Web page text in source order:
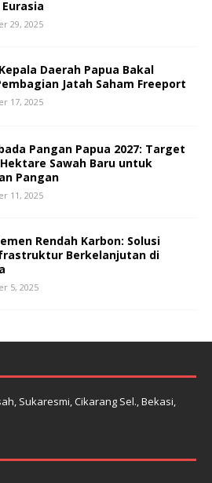
29, 2025
Daerah Papua Bakal
Jatah Saham Freeport
17, 2025
Pangan Papua 2027: Target
Hektare Sawah Baru untuk
Pangan
11, 2025
Rendah Karbon: Solusi
Berkelanjutan di
5, 2025
Sukaresmi, Cikarang Sel., Bekasi,